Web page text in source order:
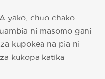
yako, chuo chako
ni masomo gani
kupokea na pia ni
kukopa katika